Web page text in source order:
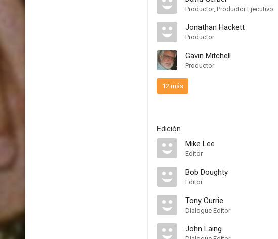
Productor, Productor Ejecutivo
Jonathan Hackett
Productor
Gavin Mitchell
Productor
12 más
Edición
Mike Lee
Editor
Bob Doughty
Editor
Tony Currie
Dialogue Editor
John Laing